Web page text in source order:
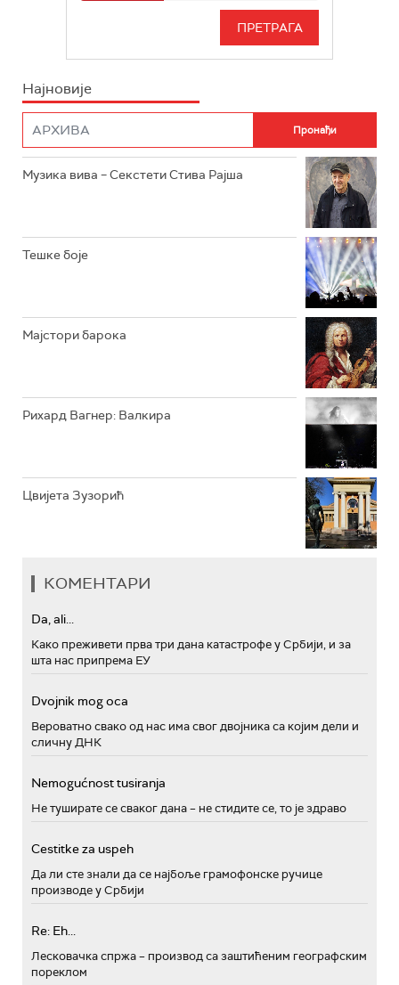
РАДИО БЕОГРАД 3
РАДИО РОКЕНРОЛЕР
РАДИО ЏЕЗЕР
ИНФО
Најновије
Музика вива – Секстети Стива Рајша
Тешке боје
Мајстори барока
Рихард Вагнер: Валкира
Цвијета Зузорић
КОМЕНТАРИ
Da, ali...
Како преживети прва три дана катастрофе у Србији, и за
шта нас припрема ЕУ
Dvojnik mog oca
Вероватно свако од нас има свог двојника са којим дели и
сличну ДНК
Nemogućnost tusiranja
Не туширате се сваког дана – не стидите се, то је здраво
Cestitke za uspeh
Да ли сте знали да се најбоље грамофонске ручице
производе у Србији
Re: Eh...
Лесковачка спржа – производ са заштићеним географским
пореклом